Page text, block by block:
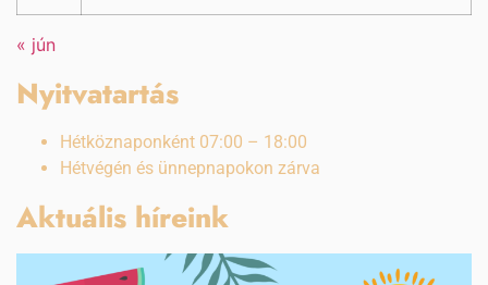
« jún
Nyitvatartás
Hétköznaponként 07:00 – 18:00
Hétvégén és ünnepnapokon zárva
Aktuális híreink